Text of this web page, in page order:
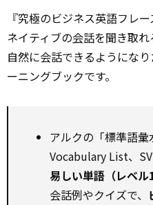
『究極のビジネス英語フレ
ネイティブの会話を聞き取
自然に会話できるようにな
ーニングブックです。
アルクの「標準語
Vocabulary List、
易しい単語（レベル1
会話例やクイズで、